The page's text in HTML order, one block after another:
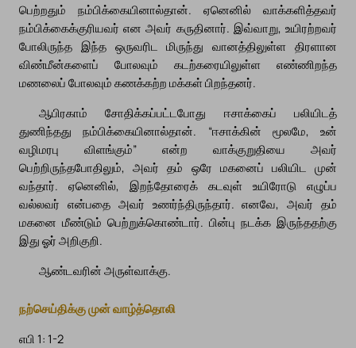
பெற்றதும் நம்பிக்கையினால்தான். ஏனெனில் வாக்களித்தவர்
நம்பிக்கைக்குரியவர் என அவர் கருதினார். இவ்வாறு, உயிரற்றவர்
போலிருந்த இந்த ஒருவரிட மிருந்து வானத்திலுள்ள திரளான
விண்மீன்களைப் போலவும் கடற்கரையிலுள்ள எண்ணிறந்த
மணலைப் போலவும் கணக்கற்ற மக்கள் பிறந்தனர்.
ஆபிரகாம் சோதிக்கப்பட்டபோது ஈசாக்கைப் பலியிடத்
துணிந்தது நம்பிக்கையினால்தான். “ஈசாக்கின் மூலமே, உன்
வழிமரபு விளங்கும்” என்ற வாக்குறுதியை அவர்
பெற்றிருந்தபோதிலும், அவர் தம் ஒரே மகனைப் பலியிட முன்
வந்தார். ஏனெனில், இறந்தோரைக் கடவுள் உயிரோடு எழுப்ப
வல்லவர் என்பதை அவர் உணர்ந்திருந்தார். எனவே, அவர் தம்
மகனை மீண்டும் பெற்றுக்கொண்டார். பின்பு நடக்க இருந்ததற்கு
இது ஓர் அறிகுறி.
ஆண்டவரின் அருள்வாக்கு.
நற்செய்திக்கு முன் வாழ்த்தொலி
எபி 1: 1-2